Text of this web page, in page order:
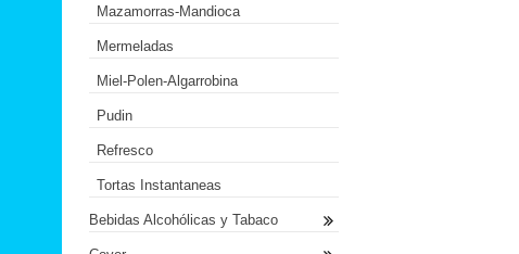
Mazamorras-Mandioca
Mermeladas
Miel-Polen-Algarrobina
Pudin
Refresco
Tortas Instantaneas
Bebidas Alcohólicas y Tabaco